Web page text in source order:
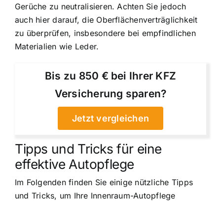
Gerüche zu neutralisieren. Achten Sie jedoch
auch hier darauf, die Oberflächenverträglichkeit
zu überprüfen, insbesondere bei empfindlichen
Materialien wie Leder.
Bis zu 850 € bei Ihrer KFZ
Versicherung sparen?
Jetzt vergleichen
Tipps und Tricks für eine
effektive Autopflege
Im Folgenden finden Sie einige nützliche Tipps
und Tricks, um Ihre Innenraum-Autopflege